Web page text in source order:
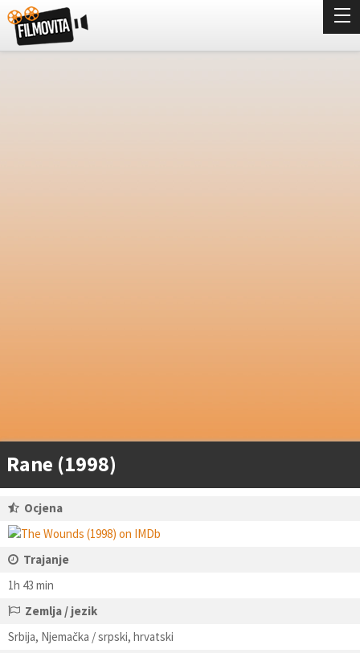
Rane (1998)
Ocjena
Trajanje
1h 43 min
Zemlja / jezik
Srbija, Njemačka / srpski, hrvatski